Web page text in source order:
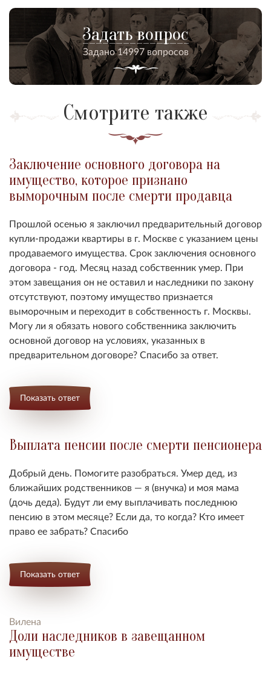
Задать вопрос
Задано 14997 вопросов
Смотрите также
Заключение основного договора на
имущество, которое признано
выморочным после смерти продавца
Прошлой осенью я заключил предварительный договор
купли-продажи квартиры в г. Москве с указанием цены
продаваемого имущества. Срок заключения основного
договора - год. Месяц назад собственник умер. При
этом завещания он не оставил и наследники по закону
отсутствуют, поэтому имущество признается
выморочным и переходит в собственность г. Москвы.
Могу ли я обязать нового собственника заключить
основной договор на условиях, указанных в
предварительном договоре? Спасибо за ответ.
Показать ответ
Выплата пенсии после смерти пенсионера
Добрый день. Помогите разобраться. Умер дед, из
ближайших родственников — я (внучка) и моя мама
(дочь деда). Будут ли ему выплачивать последнюю
пенсию в этом месяце? Если да, то когда? Кто имеет
право ее забрать? Спасибо
Показать ответ
Вилена
Доли наследников в завещанном
имуществе